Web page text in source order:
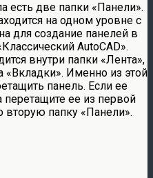
есть две папки «Панели».
на одном уровне с
для создание панелей в
AutoCAD».
внутри папки «Лента»,
«Вкладки». Именно из этой
панель. Если ее
перетащите ее из первой
вторую папку «Панели».